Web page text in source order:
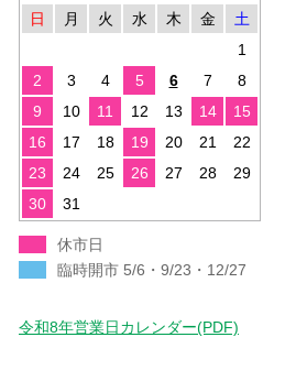
日
月 火 水 木 金
土
1
2
3 4 5 6 7
8
9
10 11 12 13 14
15
16
17 18 19 20 21
22
23
24 25 26 27 28
29
30
31
休市日
臨時開市 5/6・9/23・12/27
令和8年営業日カレンダー(PDF)